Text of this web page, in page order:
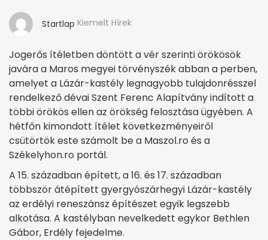
Startlap Kiemelt Hírek
Jogerős ítéletben döntött a vér szerinti örökösök
javára a Maros megyei törvényszék abban a perben,
amelyet a Lázár-kastély legnagyobb tulajdonrésszel
rendelkező dévai Szent Ferenc Alapítvány indított a
többi örökös ellen az örökség felosztása ügyében. A
hétfőn kimondott ítélet következményeiről
csütörtök este számolt be a Maszol.ro és a
Székelyhon.ro portál.
A 15. században épített, a 16. és 17. században
többször átépített gyergyószárhegyi Lázár-kastély
az erdélyi reneszánsz építészet egyik legszebb
alkotása. A kastélyban nevelkedett egykor Bethlen
Gábor, Erdély fejedelme.